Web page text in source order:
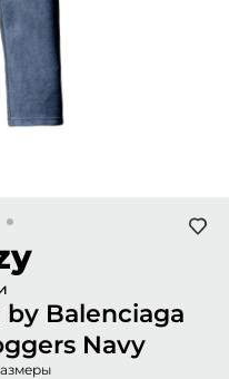
Balenciaga
Navy